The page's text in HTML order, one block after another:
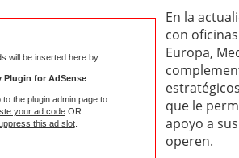
will be inserted here by
Plugin for AdSense.
to the plugin admin page to
your ad codeOR
this ad slot.
En la
con
Europa,
que le
apoyo a
operen.